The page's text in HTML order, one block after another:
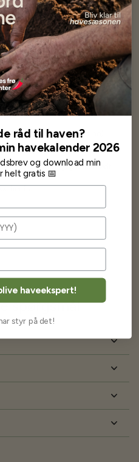
siger...
og hjælp fra Barney (Bjarne)
asparges kroner med posten
med Bjarne har jeg altid mødt
her fra
spørgsmål
råd til haven?
havekalender 2026
og download min
helt gratis 📅
haveekspert!
styr på det!